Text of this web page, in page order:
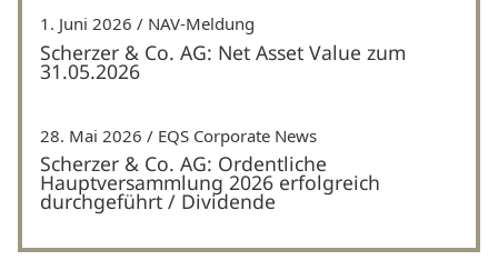
1. Juni 2026 NAV-Meldung
Scherzer & Co. AG: Net Asset Value zum
31.05.2026
28. Mai 2026 EQS Corporate News
Scherzer & Co. AG: Ordentliche
Hauptversammlung 2026 erfolgreich
durchgeführt / Dividende